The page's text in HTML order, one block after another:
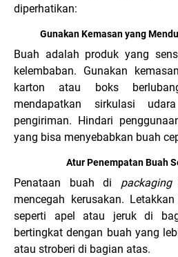
diperhatikan:
Gunakan Kemasan yang
Buah adalah produk yang
kelembaban. Gunakan
karton atau boks
mendapatkan sirkulasi
pengiriman. Hindari
yang bisa menyebabkan buah
Atur Penempatan Buah
Penataan buah di packaging
mencegah kerusakan.
seperti apel atau jeruk di
bertingkat dengan buah yang
atau stroberi di bagian atas.